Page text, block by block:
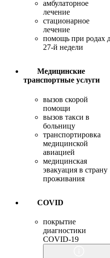
амбулаторное
лечение
стационарное
лечение
помощь при родах
27-й недели
Медицинские
транспортные услуги
вызов скорой
помощи
вызов такси в
больницу
транспортировка
медицинской
авиацией
медицинская
эвакуация в страну
проживания
COVID
покрытие
диагностики
COVID-19